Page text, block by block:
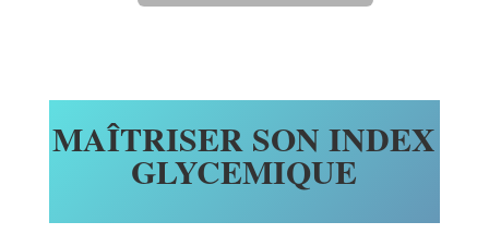
MAÎTRISER SON INDEX
GLYCEMIQUE